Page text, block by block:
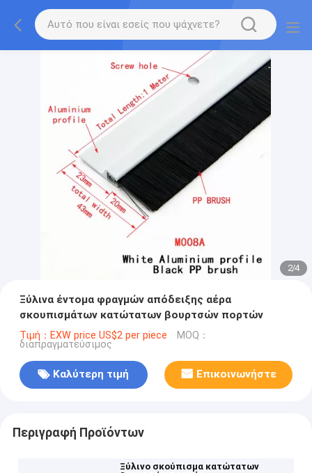
2/4
Ξύλινα έντομα φραγμών απόδειξης αέρα
σκουπισμάτων κατώτατων βουρτσών πορτών
Τιμή：EXW price US$2 per piece MOQ：
διαπραγματεύσιμος
Καλύτερη τιμή Επικοινωνήστε
Περιγραφή Προϊόντων
Ξύλινο σκούπισμα κατώτατων